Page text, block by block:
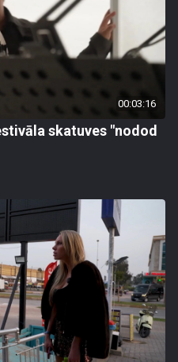
00:03:16
skatuves "nodod